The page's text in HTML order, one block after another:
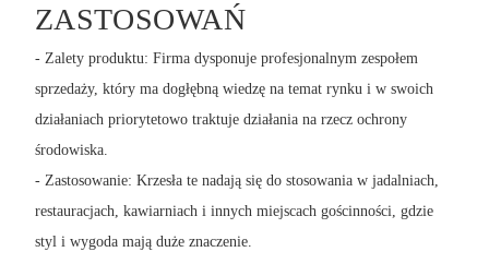
ZASTOSOWAŃ
- Zalety produktu: Firma dysponuje profesjonalnym zespołem
sprzedaży, który ma dogłębną wiedzę na temat rynku i w swoich
działaniach priorytetowo traktuje działania na rzecz ochrony
środowiska.
- Zastosowanie: Krzesła te nadają się do stosowania w jadalniach,
restauracjach, kawiarniach i innych miejscach gościnności, gdzie
styl i wygoda mają duże znaczenie.